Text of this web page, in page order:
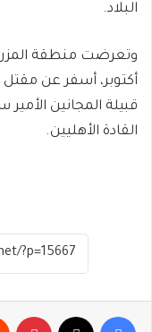
البلاد.
قبيلة المجانين
القادة الأهليين.
فيسبوك